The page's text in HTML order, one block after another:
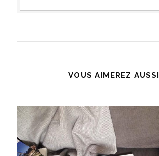
VOUS AIMEREZ AUSSI